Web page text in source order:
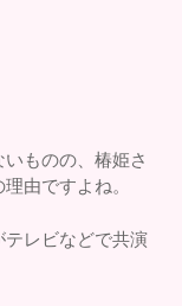
ものの、椿姫さ
由ですよね。
テレビなどで共演